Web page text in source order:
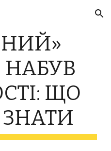
Skip to navigation
ЩО